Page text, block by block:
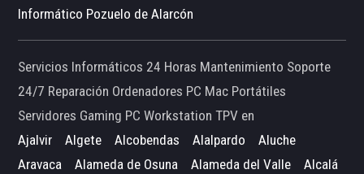
Informático Pozuelo de Alarcón
Servicios Informáticos 24 Horas Mantenimiento Soporte
24/7 Reparación Ordenadores PC Mac Portátiles
Servidores Gaming PC Workstation TPV en
Ajalvir
Algete Alcobendas Alalpardo
Aluche
Aravaca
Alameda de Osuna Alameda del Valle
Alcalá